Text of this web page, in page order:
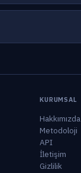
KURUMSAL
Hakkımızda
Metodoloji
API
İletişim
Gizlilik